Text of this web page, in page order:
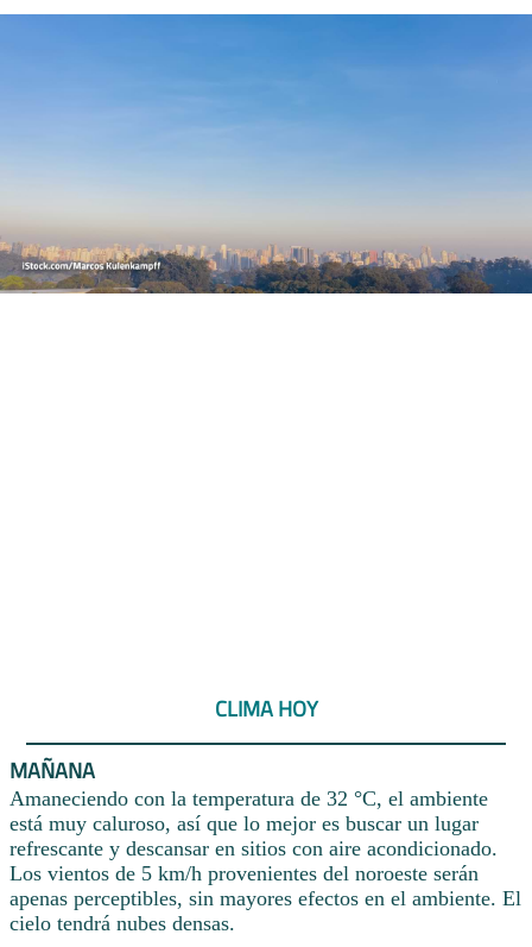
CLIMA HOY
MAÑANA
Amaneciendo con la temperatura de 32 °C, el ambiente
está muy caluroso, así que lo mejor es buscar un lugar
refrescante y descansar en sitios con aire acondicionado.
Los vientos de 5 km/h provenientes del noroeste serán
apenas perceptibles, sin mayores efectos en el ambiente. El
cielo tendrá nubes densas.